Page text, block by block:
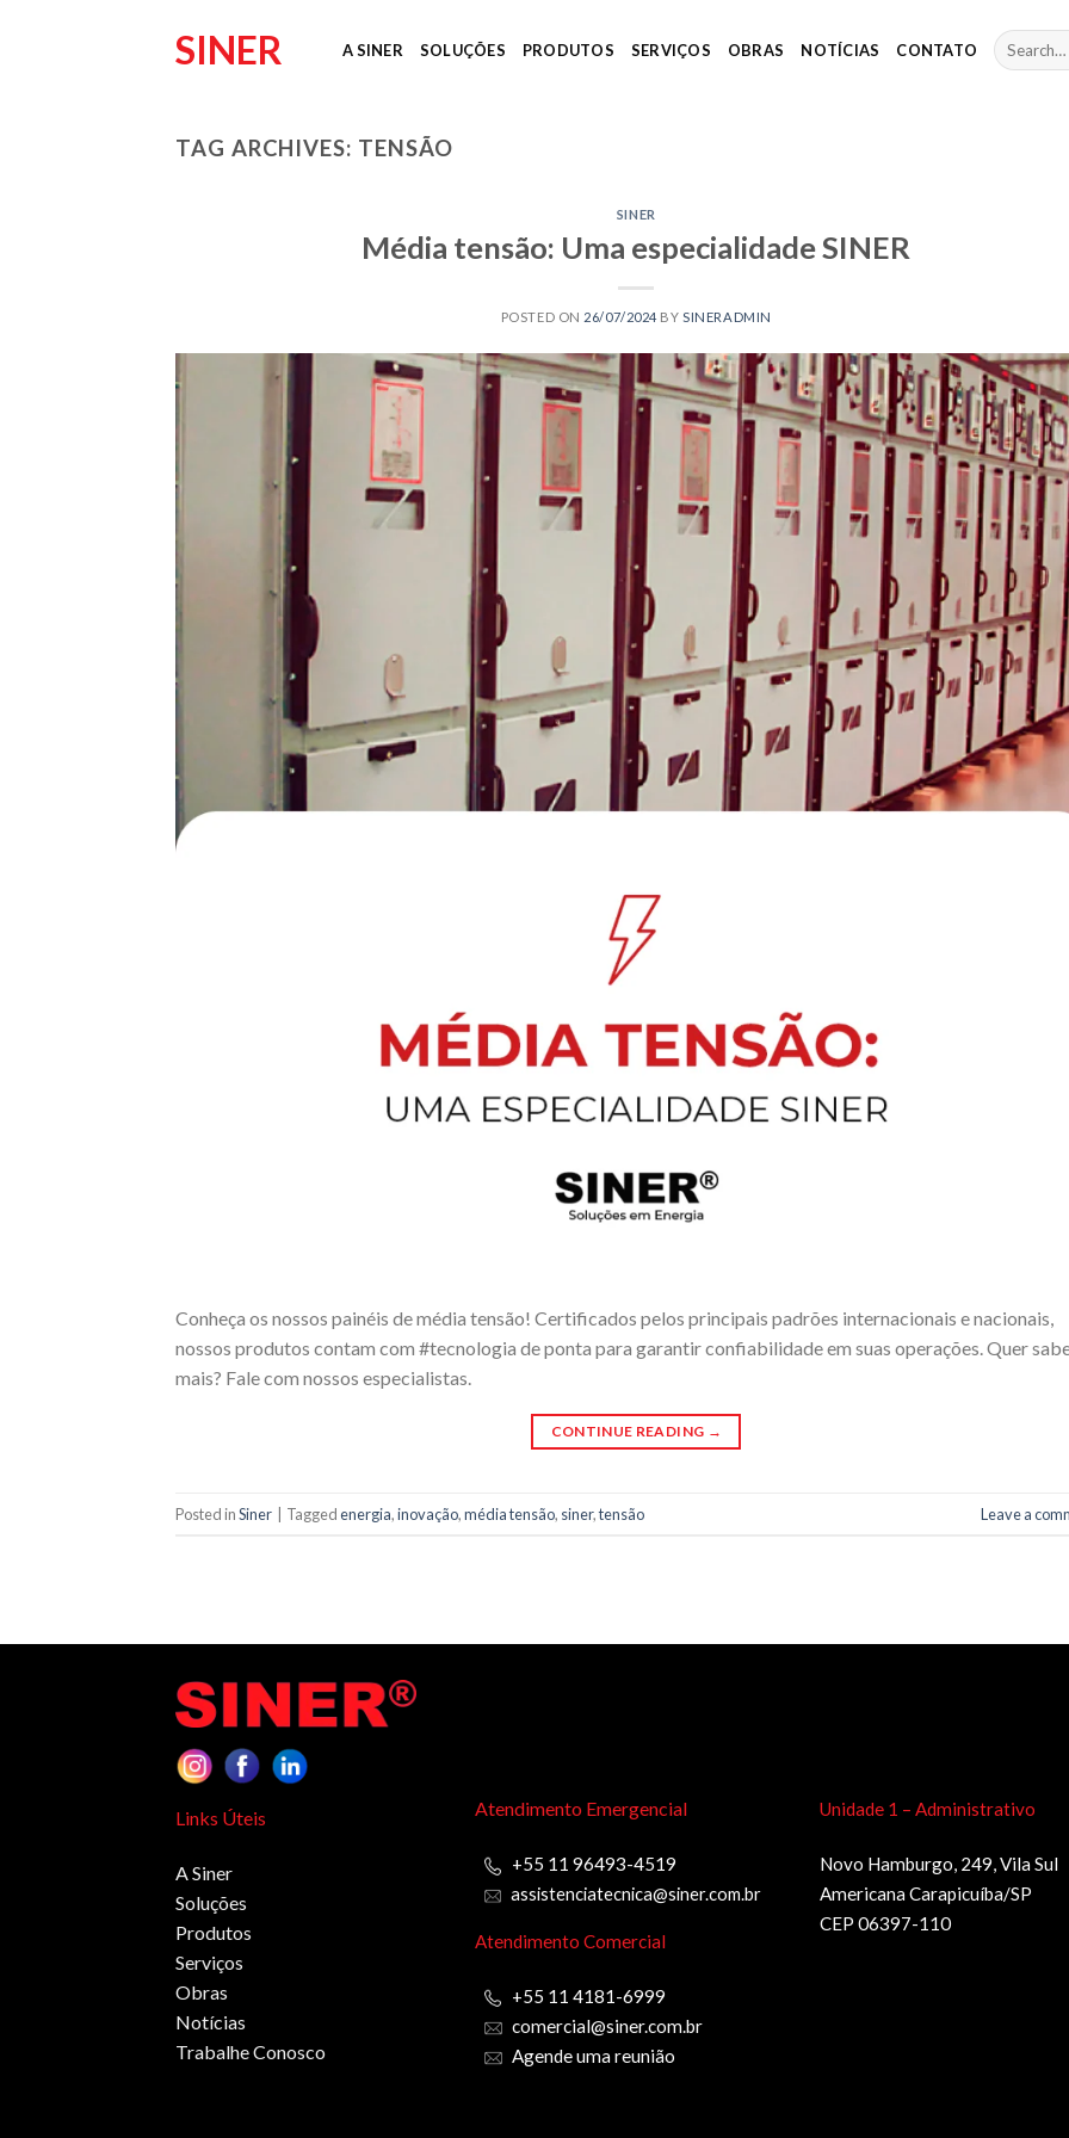
SINER A SINER SOLUÇÕES PRODUTOS SERVIÇOS OBRAS NOTÍCIAS CONTATO
TAG ARCHIVES: TENSÃO
SINER
Média tensão: Uma especialidade SINER
POSTED ON 26/07/2024 BYSINERADMIN
Conheça os nossos painéis de média tensão! Certificados pelos principais padrões internacionais e nacionais,
nossos produtos contam com #tecnologia de ponta para garantir confiabilidade em suas operações. Quer
mais? Fale com nossos especialistas.
CONTINUE READING →
Posted inSiner Taggedenergia,inovação,média tensão, siner,tensão Leave a
Links Úteis
A Siner
Soluções
Produtos
Serviços
Obras
Notícias
Trabalhe Conosco
Atendimento Emergencial
+55 11 96493-4519
assistenciatecnica@siner.com.br
Atendimento Comercial
+55 11 4181-6999
comercial@siner.com.br
Agende uma reunião
Unidade 1 – Administrativo
Novo Hamburgo, 249, Vila Sul
Americana Carapicuíba/SP
CEP 06397-110